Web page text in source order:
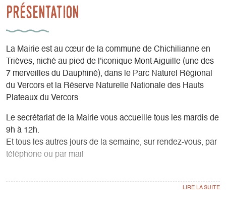
Présentation
La Mairie est au cœur de la commune de Chichilianne en
Trièves, niché au pied de l'iconique Mont Aiguille (une des
7 merveilles du Dauphiné), dans le Parc Naturel Régional
du Vercors et la Réserve Naturelle Nationale des Hauts
Plateaux du Vercors
Le secrétariat de la Mairie vous accueille tous les mardis de
9h à 12h.
Et tous les autres jours de la semaine, sur rendez-vous, par
téléphone ou par mail